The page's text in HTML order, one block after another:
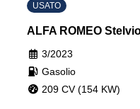
Tergicristalli
Volante in pelle
USATO
ALFA ROMEO
3/2023
Gasolio
209 CV (154 KW)